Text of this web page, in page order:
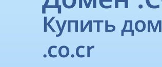
Купить
.co.cr